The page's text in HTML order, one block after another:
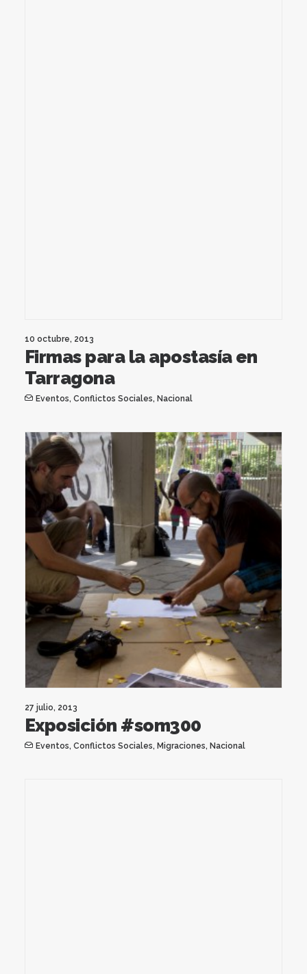
10 octubre, 2013
Firmas para la apostasía en
Tarragona
Eventos, Conflictos Sociales, Nacional
27 julio, 2013
Exposición #som300
Eventos, Conflictos Sociales, Migraciones, Nacional